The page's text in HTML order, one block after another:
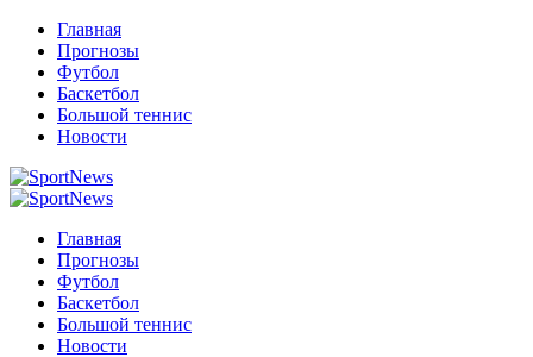
Перейти
содержимому
Главная
Прогнозы
Футбол
Баскетбол
Большой теннис
Новости
Primary
Главная
Прогнозы
Футбол
Баскетбол
Большой теннис
Новости